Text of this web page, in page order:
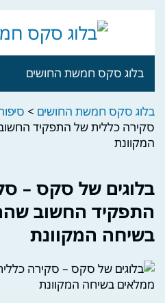
בלוג סקס חמשת החושים
בלוג סקס חמשת החושים >
סקירה כללית של התפקיד
המקוונת
בלוגים של סקס –
התפקיד החשוב
בשיחה המקוונת